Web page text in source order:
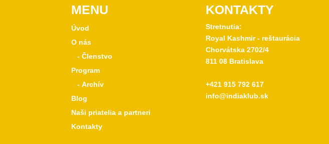
MENU
Úvod
O nás
- Členstvo
Program
- Archív
Blog
Naši priatelia a partneri
Kontakty
KONTAKTY
Stretnutia:
Royal Kashmir - reštaurácia
Chorvátska 2702/4
811 08 Bratislava
+421 915 792 617
info@indiaklub.sk